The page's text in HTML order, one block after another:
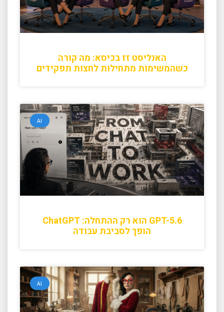
האנליסט זז בכיסא: מה קורה
כשהמשימות מתחילות לחצות תפקידים
AI
GPT-5.6 הוא רק ההתחלה: ChatGPT
הופך לסביבת עבודה
AI